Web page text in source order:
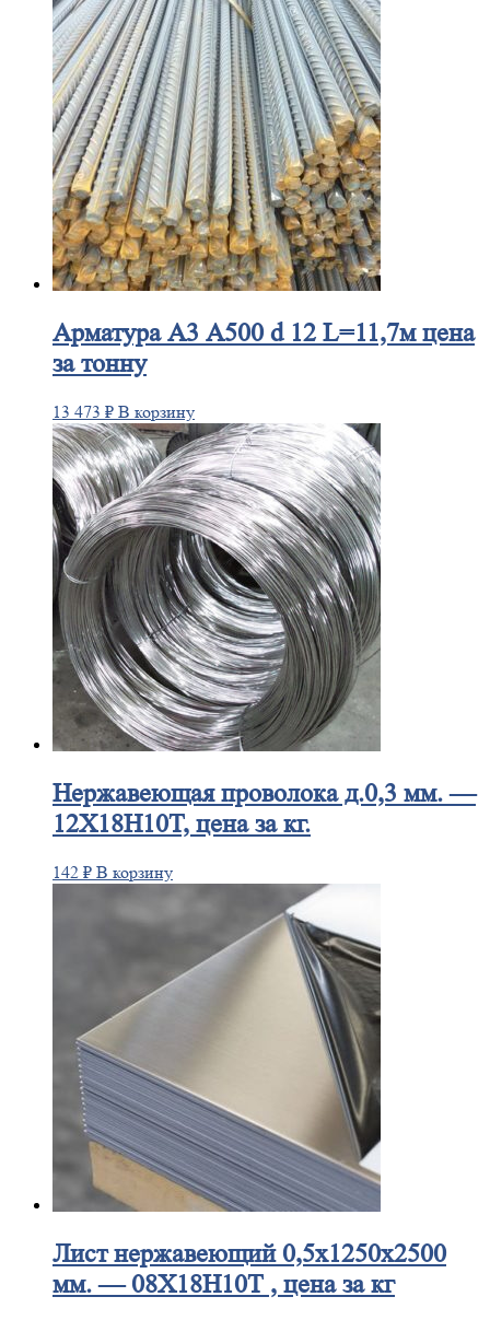
АрматураА3 А500 d 12 L=11,7м цена
за тонну
13 473 ₽ В корзину
Нержавеющаяпроволока д.0,3 мм. —
12Х18Н10Т, цена за кг.
142 ₽ В корзину
Листнержавеющий 0,5x1250x2500
мм. — 08Х18Н10Т , цена за кг